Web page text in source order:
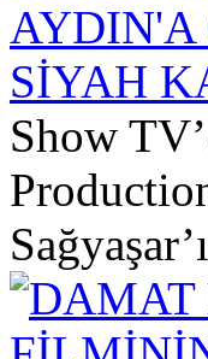
SİYAH
Show